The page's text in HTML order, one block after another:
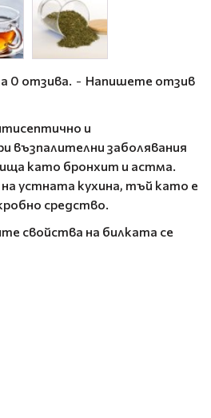
и
възпалителни заболявания
като бронхит и астма.
устната кухина, тъй като е
средство.
свойства на билката се
0 отзива. - Напишете отзив